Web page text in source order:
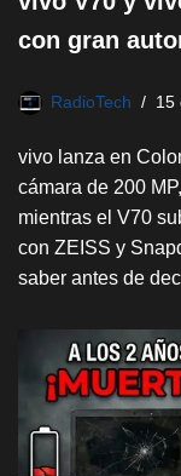
con gran
RadioTech 15
vivo lanza en
cámara de 200
mientras el V70
con ZEISS y
saber antes de